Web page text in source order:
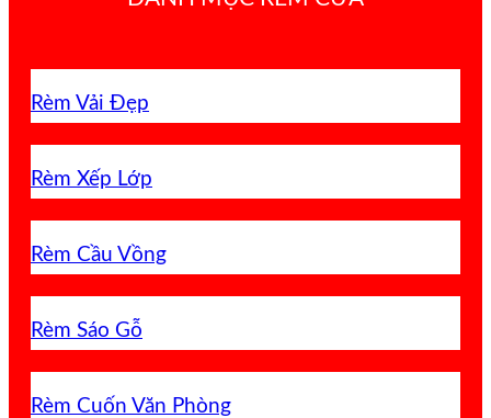
Rèm Vải Đẹp
Rèm Xếp Lớp
Rèm Cầu Vồng
Rèm Sáo Gỗ
Rèm Cuốn Văn Phòng